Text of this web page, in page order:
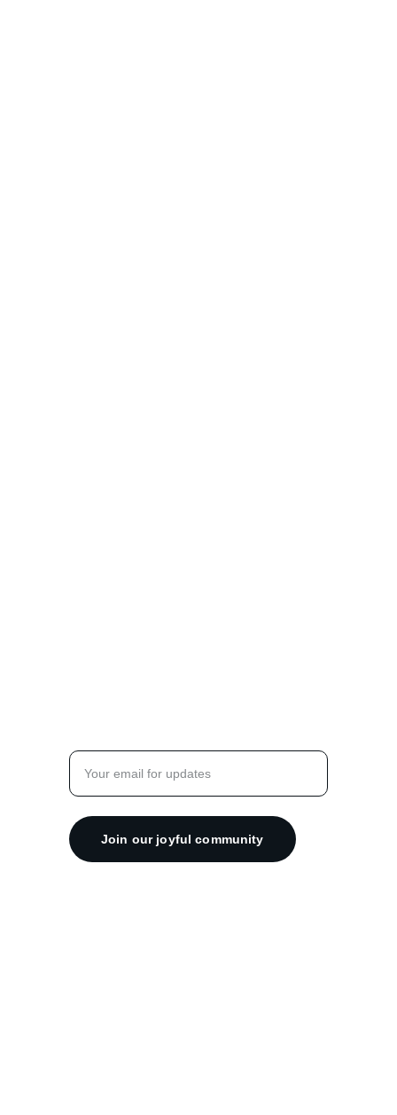
Join our joyful community